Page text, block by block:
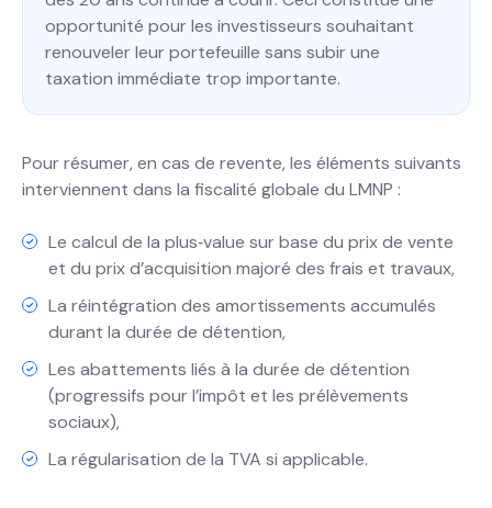
opportunité pour les investisseurs souhaitant
renouveler leur portefeuille sans subir une
taxation immédiate trop importante.
Pour résumer, en cas de revente, les éléments suivants
interviennent dans la fiscalité globale du LMNP :
Le calcul de la plus‐value sur base du prix de vente
et du prix d’acquisition majoré des frais et travaux,
La réintégration des amortissements accumulés
durant la durée de détention,
Les abattements liés à la durée de détention
(progressifs pour l’impôt et les prélèvements
sociaux),
La régularisation de la TVA si applicable.